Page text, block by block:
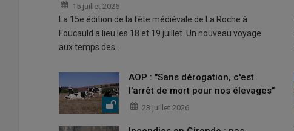
15 juillet 2026
La 15e édition de la fête médiévale de La Roche à
Foucauld a lieu les 18 et 19 juillet. Un nouveau voyage
aux temps des…
AOP : "Sans dérogation, c'est
l'arrêt de mort pour nos élevages"
23 juillet 2026